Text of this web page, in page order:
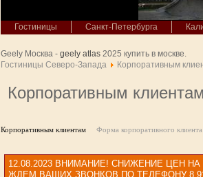
Гостиницы Санкт-Петербурга
Geely Москва - geely atlas 2025 купить в москве.
Гостиницы Северо-Запада
Корпоративным
Корпоративным клиентам
Корпоративным клиентам Форма корпоративного клиента
12.08.2023 ВНИМАНИЕ! СНИЖЕНИЕ ЦЕН НА
ЖДЕМ ВАШИХ ЗВОНКОВ ПО ТЕЛЕФОНУ 8